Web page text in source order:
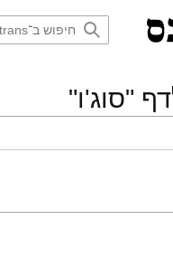
"סוג'ו"